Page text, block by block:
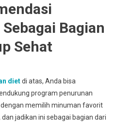
Bagian
Sehat
dietdi atas, Anda bisa
program penurunan
memilih minuman favorit
jadikan ini sebagai bagian dari